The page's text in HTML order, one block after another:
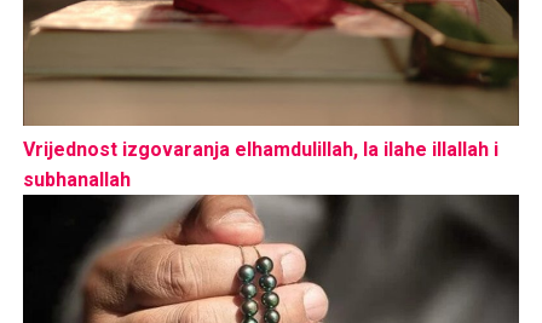
Vrijednost izgovaranja elhamdulillah, la ilahe illallah i
subhanallah